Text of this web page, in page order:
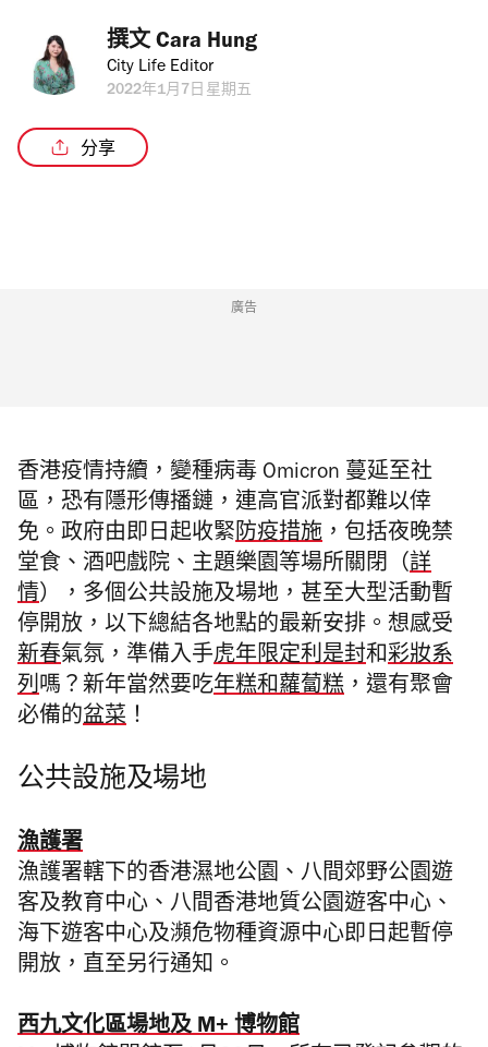
撰文 Cara Hung
City Life Editor
2022年1月7日星期五
分享
廣告
香港疫情持續，變種病毒 Omicron 蔓延至社
區，恐有隱形傳播鏈，連高官派對都難以倖
免。政府由即日起收緊防疫措施 ，包括夜晚禁
堂食、酒吧戲院、主題樂園等場所關閉（詳
情），多個公共設施及場地，甚至大型活動暫
停開放，以下總結各地點的最新安排。想感受
新春氣氛，準備入手虎年限定利是封和彩妝系
列嗎？新年當然要吃年糕和蘿蔔糕 ，還有聚會
必備的盆菜 ！
公共設施及場地
漁護署
漁護署轄下的香港濕地公園、八間郊野公園遊
客及教育中心、八間香港地質公園遊客中心、
海下遊客中心及瀕危物種資源中心即日起暫停
開放，直至另行通知。
西九文化區場地及 M+ 博物館